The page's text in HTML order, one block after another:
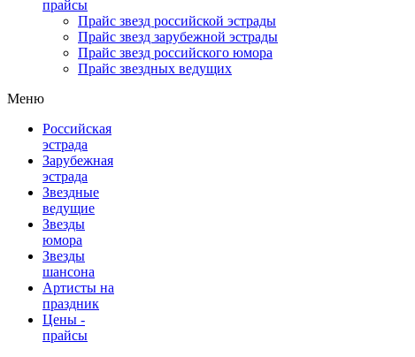
прайсы
Прайс звезд российской эстрады
Прайс звезд зарубежной эстрады
Прайс звезд российского юмора
Прайс звездных ведущих
Меню
Российская
эстрада
Зарубежная
эстрада
Звездные
ведущие
Звезды
юмора
Звезды
шансона
Артисты на
праздник
Цены -
прайсы